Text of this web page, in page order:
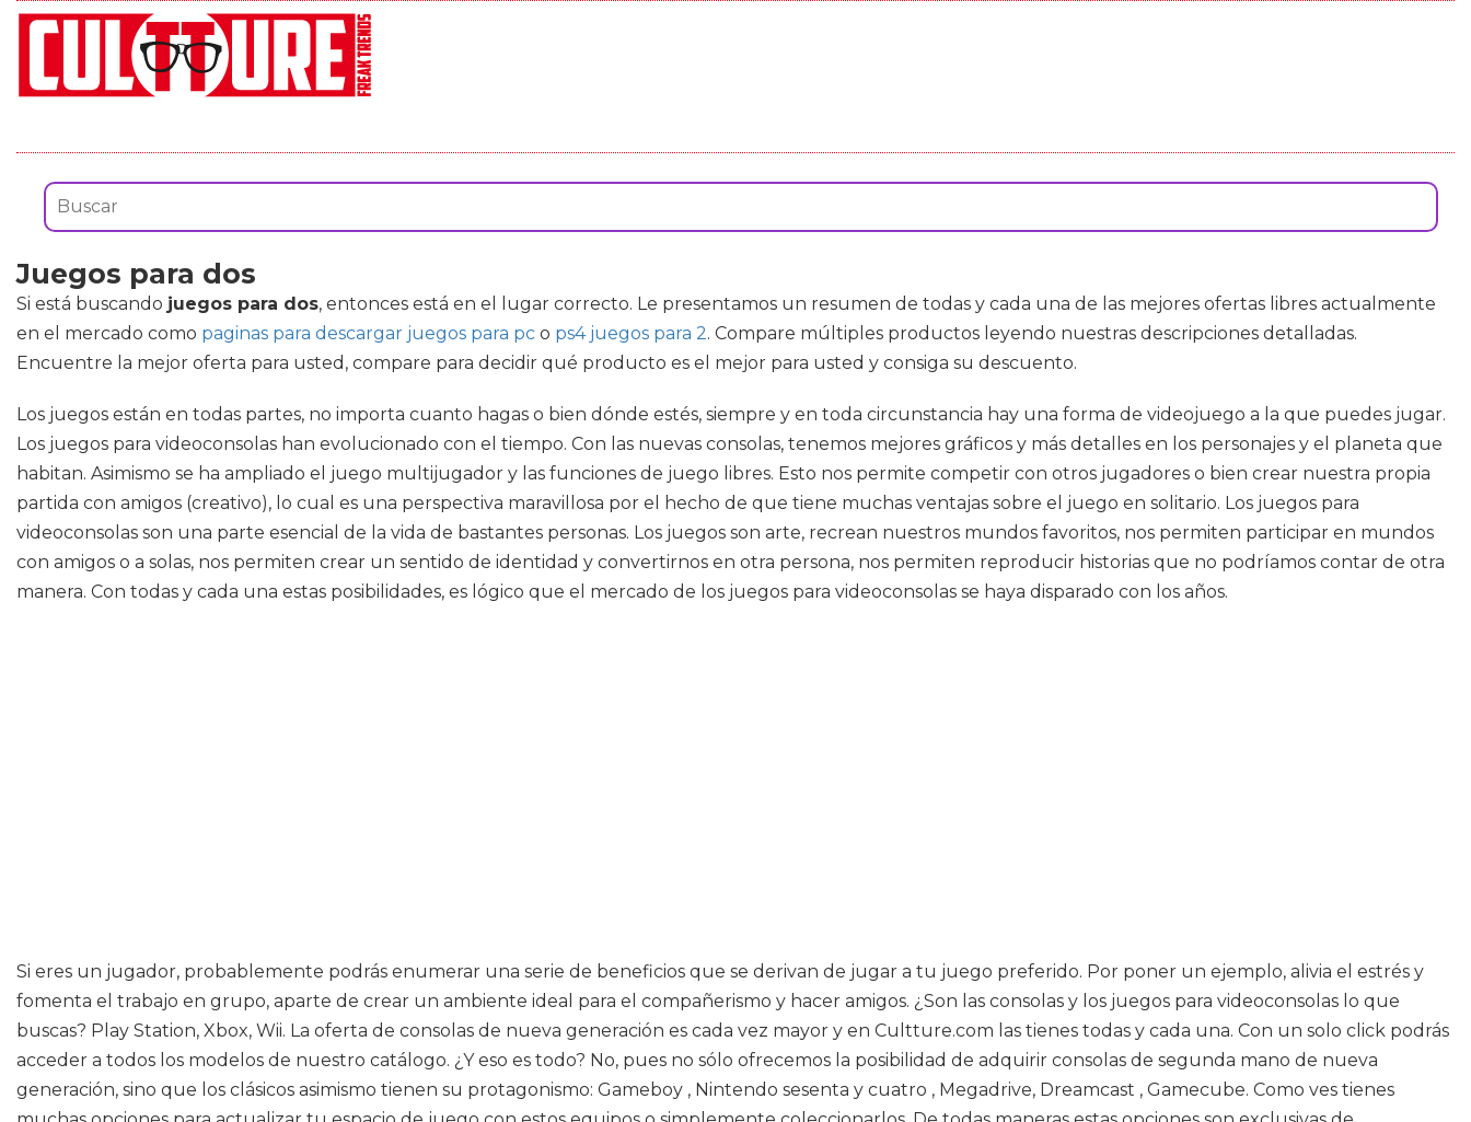
Juegos para dos
Si está buscando juegos para dos, entonces está en el lugar correcto. Le presentamos un resumen de todas y cada una de las mejores ofertas libres actualmente
en el mercado como paginas para descargar juegos para pc o ps4 juegos para 2. Compare múltiples productos leyendo nuestras descripciones detalladas.
Encuentre la mejor oferta para usted, compare para decidir qué producto es el mejor para usted y consiga su descuento.
Los juegos están en todas partes, no importa cuanto hagas o bien dónde estés, siempre y en toda circunstancia hay una forma de videojuego a la que puedes jugar.
Los juegos para videoconsolas han evolucionado con el tiempo. Con las nuevas consolas, tenemos mejores gráficos y más detalles en los personajes y el planeta que
habitan. Asimismo se ha ampliado el juego multijugador y las funciones de juego libres. Esto nos permite competir con otros jugadores o bien crear nuestra propia
partida con amigos (creativo), lo cual es una perspectiva maravillosa por el hecho de que tiene muchas ventajas sobre el juego en solitario. Los juegos para
videoconsolas son una parte esencial de la vida de bastantes personas. Los juegos son arte, recrean nuestros mundos favoritos, nos permiten participar en mundos
con amigos o a solas, nos permiten crear un sentido de identidad y convertirnos en otra persona, nos permiten reproducir historias que no podríamos contar de otra
manera. Con todas y cada una estas posibilidades, es lógico que el mercado de los juegos para videoconsolas se haya disparado con los años.
Si eres un jugador, probablemente podrás enumerar una serie de beneficios que se derivan de jugar a tu juego preferido. Por poner un ejemplo, alivia el estrés y
fomenta el trabajo en grupo, aparte de crear un ambiente ideal para el compañerismo y hacer amigos. ¿Son las consolas y los juegos para videoconsolas lo que
buscas? Play Station, Xbox, Wii. La oferta de consolas de nueva generación es cada vez mayor y en Cultture.com las tienes todas y cada una. Con un solo click podrás
acceder a todos los modelos de nuestro catálogo. ¿Y eso es todo? No, pues no sólo ofrecemos la posibilidad de adquirir consolas de segunda mano de nueva
generación, sino que los clásicos asimismo tienen su protagonismo: Gameboy , Nintendo sesenta y cuatro , Megadrive, Dreamcast , Gamecube. Como ves tienes